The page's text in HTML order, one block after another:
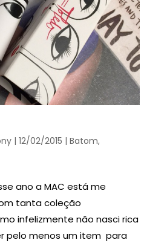
| 12/02/2015 | Batom,
ano a MAC está me
tanta coleção
infelizmente não nasci rica
pelo menos um item para